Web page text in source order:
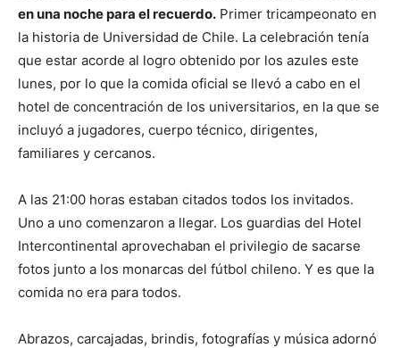
en una noche para el recuerdo. Primer tricampeonato en
la historia de Universidad de Chile. La celebración tenía
que estar acorde al logro obtenido por los azules este
lunes, por lo que la comida oficial se llevó a cabo en el
hotel de concentración de los universitarios, en la que se
incluyó a jugadores, cuerpo técnico, dirigentes,
familiares y cercanos.
A las 21:00 horas estaban citados todos los invitados.
Uno a uno comenzaron a llegar. Los guardias del Hotel
Intercontinental aprovechaban el privilegio de sacarse
fotos junto a los monarcas del fútbol chileno. Y es que la
comida no era para todos.
Abrazos, carcajadas, brindis, fotografías y música adornó